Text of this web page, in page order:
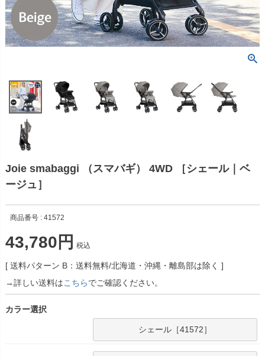
Joie smabaggi （スマバギ） 4WD ［シェール｜ベ
ージュ］
商品番号 41572
43,780 税込
送料パターン B：送料無料/北海道・沖縄・離島部は除く
→詳しい送料はこちらでご確認ください。
カラー選択
シェール［41572］